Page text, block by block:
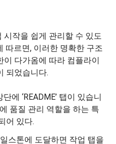
시작을 쉽게 관리할 수 있도
따르면, 이러한 명확한 구조
다가옴에 따라 컴플라이
되었습니다.
에 ‘README’ 탭이 있습니
품질 관리 역할을 하는 특
어 있다.
스톤에 도달하면 작업 탭을